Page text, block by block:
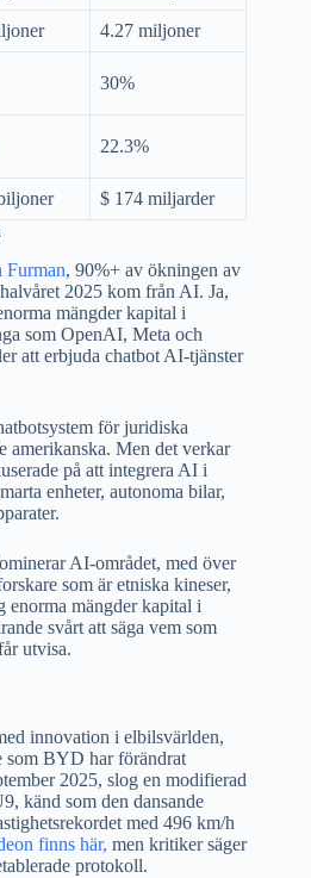
4.27 miljoner
30%
22.3%
$ 174 miljarder
Furman, 90%+ av ökningen av
2025 kom från AI. Ja,
mängder kapital i
som OpenAI, Meta och
att erbjuda chatbot AI-tjänster
för juridiska
amerikanska. Men det verkar
på att integrera AI i
enheter, autonoma bilar,
AI-området, med över
som är etniska kineser,
enorma mängder kapital i
svårt att säga vem som
utvisa.
innovation i elbilsvärlden,
som BYD har förändrat
2025, slog en modifierad
känd som den dansande
med 496 km/h
finns här, men kritiker säger
protokoll.